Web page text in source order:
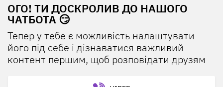
ОГО! ТИ ДОСКРОЛИВ ДО НАШОГО
ЧАТБОТА 😏
Тепер у тебе є можливість налаштувати
його під себе і дізнаватися важливий
контент першим, щоб розповідати друзям